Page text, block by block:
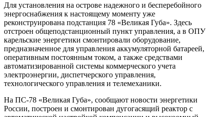
Для установления на острове надежного и бесперебойного
энергоснабжения к настоящему моменту уже
реконструирована подстанция 78 «Великая Губа». Здесь
отстроен общеподстанционный пункт управления, а в ОПУ
карельские энергетики смонтировали оборудование,
предназначенное для управления аккумуляторной батареей,
оперативным постоянным током, а также средствами
автоматизированной системы коммерческого учета
электроэнергии, диспетчерского управления,
технологического управления и телемеханики.
На ПС-78 «Великая Губа», сообщают новости энергетики
России, построен и смонтирован дугогасящий реактор с